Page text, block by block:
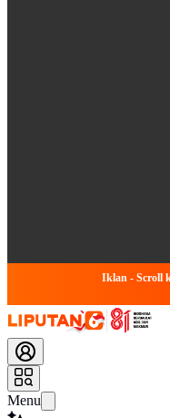
Iklan - Scroll
Menu